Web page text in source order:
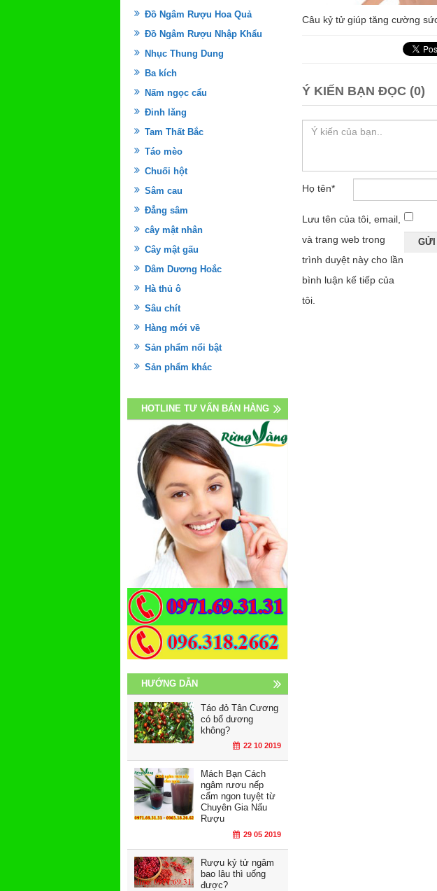
Câu kỷ tử giúp tăng cường
Ý KIẾN BẠN ĐỌC (0)
Họ tên*
Lưu tên của tôi, email,
và trang web trong
trình duyệt này cho lần
bình luận kế tiếp của
tôi.
Đồ Ngâm Rượu Hoa Quả
Đồ Ngâm Rượu Nhập Khẩu
Nhục Thung Dung
Ba kích
Nấm ngọc cẩu
Đinh lăng
Tam Thất Bắc
Táo mèo
Chuối hột
Sâm cau
Đẳng sâm
cây mật nhân
Cây mật gấu
Dâm Dương Hoắc
Hà thủ ô
Sâu chít
Hàng mới về
Sản phẩm nổi bật
Sản phẩm khác
HOTLINE TƯ VẤN BÁN HÀNG
HƯỚNG DẪN
Táo đỏ Tân Cương
có bổ dương
không?
22 10 2019
Mách Bạn Cách
ngâm rươu nếp
cẩm ngon tuyệt từ
Chuyên Gia Nấu
Rượu
29 05 2019
Rượu kỷ tử ngâm
bao lâu thì uống
được?